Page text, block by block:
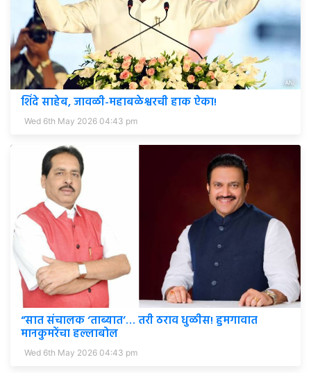
शिंदे साहेब, जावळी-महाबळेश्वरची हाक ऐका!
Wed 6th May 2026 04:43 pm
“सात संचालक ‘ताब्यात’… तरी ठराव धुळीस! हुमगावात
मानकुमरेंचा हल्लाबोल
Wed 6th May 2026 04:43 pm